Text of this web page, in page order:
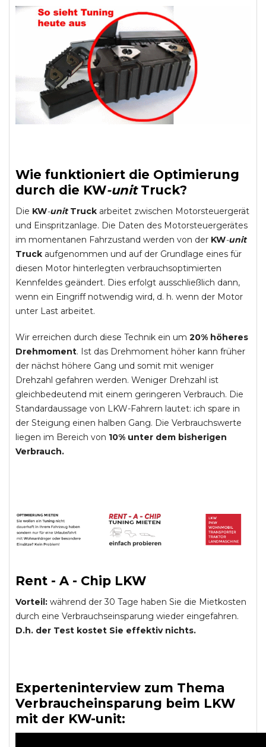
Wie funktioniert die Optimierung
durch die KW-unit Truck?
Die KW-unit Truck arbeitet zwischen Motorsteuergerät
und Einspritzanlage. Die Daten des Motorsteuergerätes
im momentanen Fahrzustand werden von der KW-unit
Truck aufgenommen und auf der Grundlage eines für
diesen Motor hinterlegten verbrauchsoptimierten
Kennfeldes geändert. Dies erfolgt ausschließlich dann,
wenn ein Eingriff notwendig wird, d. h. wenn der Motor
unter Last arbeitet.
Wir erreichen durch diese Technik ein um 20% höheres
Drehmoment. Ist das Drehmoment höher kann früher
der nächst höhere Gang und somit mit weniger
Drehzahl gefahren werden. Weniger Drehzahl ist
gleichbedeutend mit einem geringeren Verbrauch. Die
Standardaussage von LKW-Fahrern lautet: ich spare in
der Steigung einen halben Gang. Die Verbrauchswerte
liegen im Bereich von 10% unter dem bisherigen
Verbrauch.
Rent - A - Chip LKW
Vorteil: während der 30 Tage haben Sie die Mietkosten
durch eine Verbrauchseinsparung wieder eingefahren.
D.h. der Test kostet Sie effektiv nichts.
Experteninterview zum Thema
Verbraucheinsparung beim LKW
mit der KW-unit: